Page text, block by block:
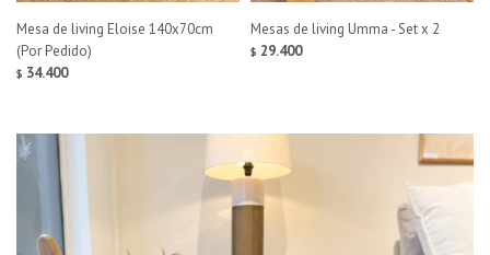
Mesa de living Eloise 140x70cm
(Por Pedido)
$ 34.400
Mesas de living Umma - Set x 2
$ 29.400